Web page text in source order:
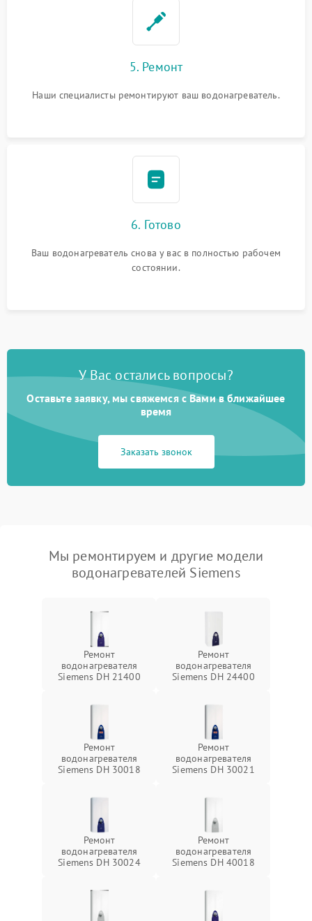
5. Ремонт
Наши специалисты ремонтируют ваш водонагреватель.
6. Готово
Ваш водонагреватель снова у вас в полностью рабочем
состоянии.
У Вас остались вопросы?
Оставьте заявку, мы свяжемся с Вами в ближайшее
время
Заказать звонок
Мы ремонтируем и другие модели
водонагревателей Siemens
Ремонт
водонагревателя
Siemens DH 21400
Ремонт
водонагревателя
Siemens DH 24400
Ремонт
водонагревателя
Siemens DH 30018
Ремонт
водонагревателя
Siemens DH 30021
Ремонт
водонагревателя
Siemens DH 30024
Ремонт
водонагревателя
Siemens DH 40018